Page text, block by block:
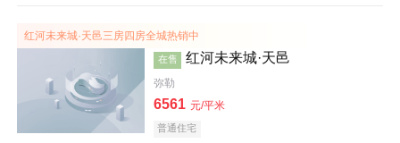
红河未来城·天邑三房四房全城热销中
在售 红河未来城·天邑
弥勒
6561 元/平米
普通住宅